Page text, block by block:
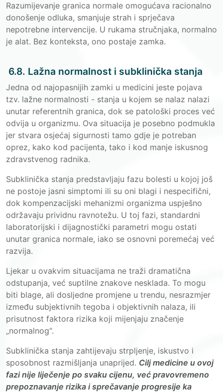
Razumijevanje granica normale omogućava racionalno
donošenje odluka, smanjuje strah i sprječava
nepotrebne intervencije. U rukama stručnjaka, normalno
je alat. Bez konteksta, ono postaje zamka.
6.8. Lažna normalnost i subklinička stanja
Jedna od najopasnijih zamki u medicini jeste pojava
tzv. lažne normalnosti - stanja u kojem se nalaz nalazi
unutar referentnih granica, dok se patološki proces već
odvija u organizmu. Ova situacija je posebno podmukla
jer stvara osjećaj sigurnosti tamo gdje je potreban
oprez, kako kod pacijenta, tako i kod manje iskusnog
zdravstvenog radnika.
Subklinička stanja predstavljaju fazu bolesti u kojoj još
ne postoje jasni simptomi ili su oni blagi i nespecifični,
dok kompenzacijski mehanizmi organizma uspješno
održavaju prividnu ravnotežu. U toj fazi, standardni
laboratorijski i dijagnostički parametri mogu ostati
unutar granica normale, iako se osnovni poremećaj već
razvija.
Ljekar u ovakvim situacijama ne traži dramatična
odstupanja, već suptilne znakove nesklada. To mogu
biti blage, ali dosljedne promjene u trendu, nesrazmjer
između subjektivnih tegoba i objektivnih nalaza, ili
prisutnost faktora rizika koji mijenjaju značenje
„normalnog“.
Subklinička stanja zahtijevaju strpljenje, iskustvo i
sposobnost razmišljanja unaprijed. Cilj medicine u ovoj
fazi nije liječenje po svaku cijenu, već pravovremeno
prepoznavanje rizika i sprečavanje progresije ka